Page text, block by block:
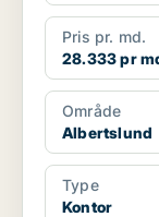
Pris pr. md.
28.333 pr
Område
Albertslund
Type
Kontor